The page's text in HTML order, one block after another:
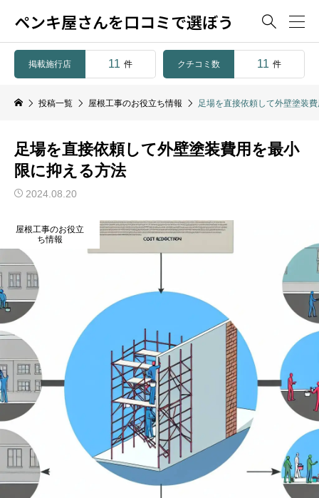
ペンキ屋さんを口コミで選ぼう 
掲載施行店 11 件 クチコミ数 11 件
投稿一覧 屋根工事のお役立ち情報 足場を直接依頼して外壁塗装
足場を直接依頼して外壁塗装費用を最小
限に抑える方法
2024.08.20
屋根工事のお役立
ち情報